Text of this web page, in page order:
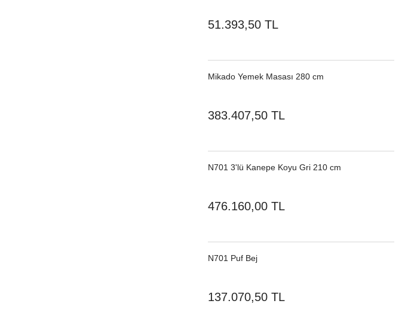
51.393,50 TL
Mikado Yemek Masası 280 cm
383.407,50 TL
N701 3'lü Kanepe Koyu Gri 210 cm
476.160,00 TL
N701 Puf Bej
137.070,50 TL